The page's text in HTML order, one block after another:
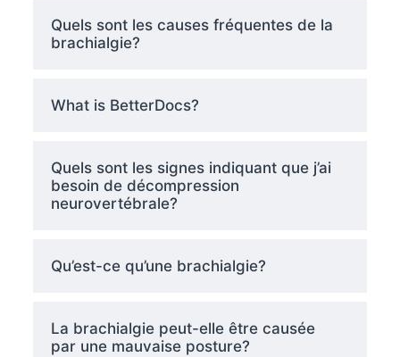
Quels sont les causes fréquentes de la
brachialgie?
What is BetterDocs?
Quels sont les signes indiquant que j’ai
besoin de décompression
neurovertébrale?
Qu’est-ce qu’une brachialgie?
La brachialgie peut-elle être causée
par une mauvaise posture?